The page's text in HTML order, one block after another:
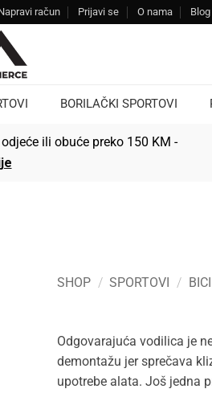
račun Prijavi se O nama Blog
BORILAČKI SPORTOVI
ili obuće preko 150 KM -
SHOP / SPORTOVI /
Odgovarajuća vodilica je
demontažu jer sprečava
upotrebe alata. Još jedna